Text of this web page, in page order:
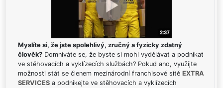
Myslíte si, že jste spolehlivý, zručný a fyzicky zdatný
člověk? Domníváte se, že byste si mohl vydělávat a podnikat
ve stěhovacích a vyklízecích službách? Pokud ano, využijte
možnosti stát se členem mezinárodní franchisové sítě EXTRA
SERVICES a podnikejte ve stěhovacích a vyklízecích